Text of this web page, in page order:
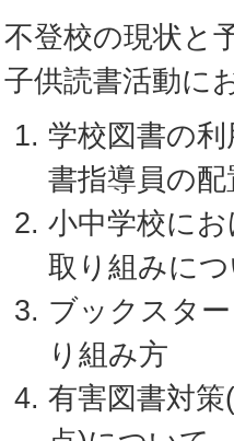
不登校の現状と
子供読書活動に
学校図書の
書指導員の
小中学校に
取り組みに
ブックスタ
り組み方
有害図書対